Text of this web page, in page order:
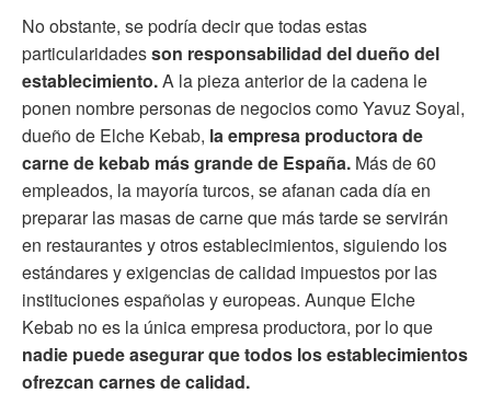
No obstante, se podría decir que todas estas
particularidadesson responsabilidad del dueño del
establecimiento.A la pieza anterior de la cadena le
ponen nombre personas de negocios como Yavuz Soyal,
dueño de Elche Kebab, la empresa productora de
carne de kebab más grande de España. Más de 60
empleados, la mayoría turcos, se afanan cada día en
preparar las masas de carne que más tarde se servirán
en restaurantes y otros establecimientos, siguiendo los
estándares y exigencias de calidad impuestos por las
instituciones españolas y europeas. Aunque Elche
Kebab no es la única empresa productora, por lo que
nadie puede asegurar que todos los establecimientos
ofrezcan carnes de calidad.